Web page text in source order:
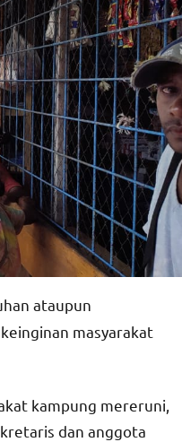
ataupun
masyarakat
kampung mereruni,
dan anggota